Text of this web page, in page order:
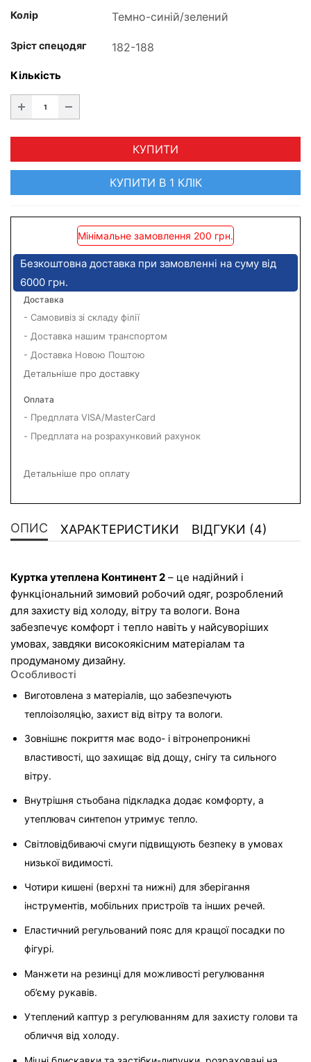
Колір
Зріст спецодяг
Кількість
КУПИТИ
КУПИТИ В 1 КЛІК
Мінімальне замовлення 200 грн.
Безкоштовна доставка при замовленні на суму від
6000 грн.
Доставка
- Самовивіз зі складу філії
- Доставка нашим транспортом
- Доставка Новою Поштою
Детальніше про доставку
Оплата
- Предплата VISA/MasterCard
- Предплата на розрахунковий рахунок
Детальніше про оплату
ОПИС ХАРАКТЕРИСТИКИ ВІДГУКИ (4)
Куртка утеплена Континент 2 – це надійний і
функціональний зимовий робочий одяг, розроблений
для захисту від холоду, вітру та вологи. Вона
забезпечує комфорт і тепло навіть у найсуворіших
умовах, завдяки високоякісним матеріалам та
продуманому дизайну.
Особливості
Виготовлена з матеріалів, що забезпечують
теплоізоляцію, захист від вітру та вологи.
Зовнішнє покриття має водо- і вітронепроникні
властивості, що захищає від дощу, снігу та сильного
вітру.
Внутрішня стьобана підкладка додає комфорту, а
утеплювач синтепон утримує тепло.
Світловідбиваючі смуги підвищують безпеку в умовах
низької видимості.
Чотири кишені (верхні та нижні) для зберігання
інструментів, мобільних пристроїв та інших речей.
Еластичний регульований пояс для кращої посадки по
фігурі.
Манжети на резинці для можливості регулювання
об’єму рукавів.
Утеплений каптур з регулюванням для захисту голови та
обличчя від холоду.